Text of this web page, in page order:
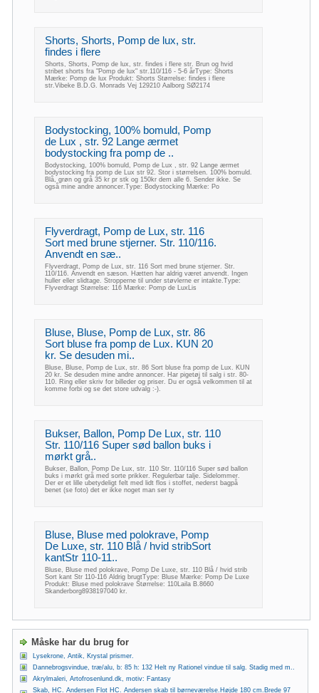
Shorts, Shorts, Pomp de lux, str.
findes i flere
Shorts, Shorts, Pomp de lux, str. findes i flere str. Brun og hvid
stribet shorts fra "Pomp de lux" str.110/116 - 5-6 årType: Shorts
Mærke: Pomp de lux Produkt: Shorts Størrelse: findes i flere
str.Vibeke B.D.G. Monrads Vej 129210 Aalborg SØ2174
Bodystocking, 100% bomuld, Pomp
de Lux , str. 92 Lange ærmet
bodystocking fra pomp de ..
Bodystocking, 100% bomuld, Pomp de Lux , str. 92 Lange ærmet
bodystocking fra pomp de Lux str 92. Stor i størrelsen. 100% bomuld.
Blå, grøn og grå 35 kr pr stk og 150kr dem alle 6. Sender ikke. Se
også mine andre annoncer.Type: Bodystocking Mærke: Po
Flyverdragt, Pomp de Lux, str. 116
Sort med brune stjerner. Str. 110/116.
Anvendt en sæ..
Flyverdragt, Pomp de Lux, str. 116 Sort med brune stjerner. Str.
110/116. Anvendt en sæson. Hætten har aldrig været anvendt. Ingen
huller eller slidtage. Stropperne til under støvlerne er intakte.Type:
Flyverdragt Størrelse: 116 Mærke: Pomp de LuxLis
Bluse, Bluse, Pomp de Lux, str. 86
Sort bluse fra pomp de Lux. KUN 20
kr. Se desuden mi..
Bluse, Bluse, Pomp de Lux, str. 86 Sort bluse fra pomp de Lux. KUN
20 kr. Se desuden mine andre annoncer. Har pigetøj til salg i str. 80-
110. Ring eller skriv for billeder og priser. Du er også velkommen til at
komme forbi og se det store udvalg :-).
Bukser, Ballon, Pomp De Lux, str. 110
Str. 110/116 Super sød ballon buks i
mørkt grå..
Bukser, Ballon, Pomp De Lux, str. 110 Str. 110/116 Super sød ballon
buks i mørkt grå med sorte prikker. Regulerbar talje. Sidelommer.
Der er et lille ubetydeligt felt med lidt flos i stoffet, nederst bagpå
benet (se foto) det er ikke noget man ser ty
Bluse, Bluse med polokrave, Pomp
De Luxe, str. 110 Blå / hvid stribSort
kantStr 110-11..
Bluse, Bluse med polokrave, Pomp De Luxe, str. 110 Blå / hvid strib
Sort kant Str 110-116 Aldrig brugtType: Bluse Mærke: Pomp De Luxe
Produkt: Bluse med polokrave Størrelse: 110Laila B.8660
Skanderborg8938197040 kr.
Måske har du brug for
Lysekrone, Antik, Krystal prismer.
Dannebrogsvindue, træ/alu, b: 85 h: 132 Helt ny Rationel vindue til salg. Stadig med m..
Akrylmaleri, Artofrosenlund.dk, motiv: Fantasy
Skab, HC. Andersen Flot HC. Andersen skab til børneværelse.Højde 180 cm.Brede 97